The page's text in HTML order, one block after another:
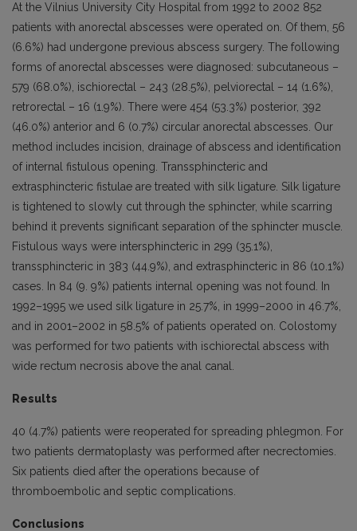
At the Vilnius University City Hospital from 1992 to 2002 852
patients with anorectal abscesses were operated on. Of them, 56
(6.6%) had undergone previous abscess surgery. The following
forms of anorectal abscesses were diagnosed: subcutaneous –
579 (68.0%), ischiorectal – 243 (28.5%), pelviorectal – 14 (1.6%),
retrorectal – 16 (1.9%). There were 454 (53.3%) posterior, 392
(46.0%) anterior and 6 (0.7%) circular anorectal abscesses. Our
method includes incision, drainage of abscess and identification
of internal fistulous opening. Transsphincteric and
extrasphincteric fistulae are treated with silk ligature. Silk ligature
is tightened to slowly cut through the sphincter, while scarring
behind it prevents significant separation of the sphincter muscle.
Fistulous ways were intersphincteric in 299 (35.1%),
transsphincteric in 383 (44.9%), and extrasphincteric in 86 (10.1%)
cases. In 84 (9. 9%) patients internal opening was not found. In
1992–1995 we used silk ligature in 25.7%, in 1999–2000 in 46.7%,
and in 2001–2002 in 58.5% of patients operated on. Colostomy
was performed for two patients with ischiorectal abscess with
wide rectum necrosis above the anal canal.
Results
40 (4.7%) patients were reoperated for spreading phlegmon. For
two patients dermatoplasty was performed after necrectomies.
Six patients died after the operations because of
thromboembolic and septic complications.
Conclusions